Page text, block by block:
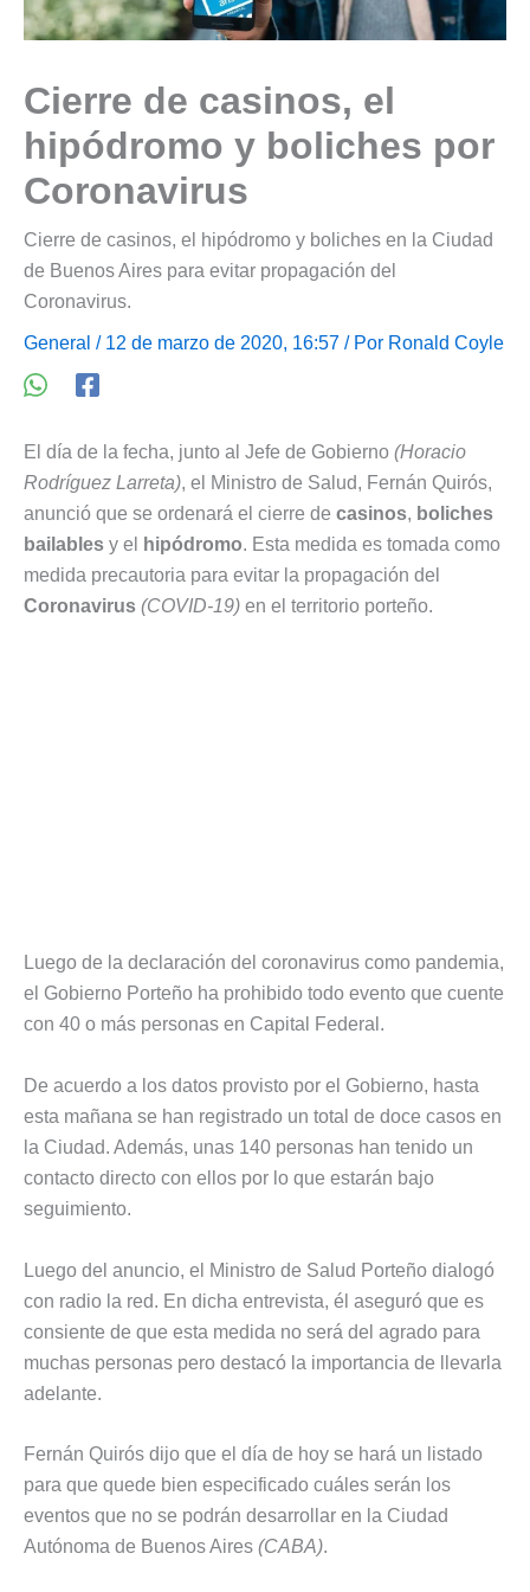
Cierre de casinos, el
hipódromo y boliches por
Coronavirus
Cierre de casinos, el hipódromo y boliches en la Ciudad
de Buenos Aires para evitar propagación del
Coronavirus.
General / 12 de marzo de 2020, 16:57 / Por Ronald Coyle
El día de la fecha, junto al Jefe de Gobierno (Horacio
Rodríguez Larreta), el Ministro de Salud, Fernán Quirós,
anunció que se ordenará el cierre de casinos, boliches
bailables y el hipódromo. Esta medida es tomada como
medida precautoria para evitar la propagación del
Coronavirus (COVID-19​) en el territorio porteño.
Luego de la declaración del coronavirus como pandemia,
el Gobierno Porteño ha prohibido todo evento que cuente
con 40 o más personas en Capital Federal.
De acuerdo a los datos provisto por el Gobierno, hasta
esta mañana se han registrado un total de doce casos en
la Ciudad. Además, unas 140 personas han tenido un
contacto directo con ellos por lo que estarán bajo
seguimiento.
Luego del anuncio, el Ministro de Salud Porteño dialogó
con radio la red. En dicha entrevista, él aseguró que es
consiente de que esta medida no será del agrado para
muchas personas pero destacó la importancia de llevarla
adelante.
Fernán Quirós dijo que el día de hoy se hará un listado
para que quede bien especificado cuáles serán los
eventos que no se podrán desarrollar en la Ciudad
Autónoma de Buenos Aires (CABA).